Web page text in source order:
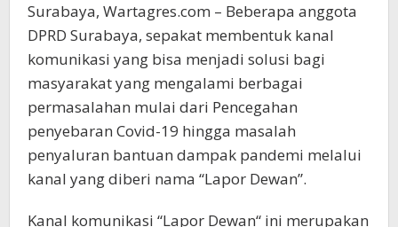
Surabaya, Wartagres.com – Beberapa anggota
DPRD Surabaya, sepakat membentuk kanal
komunikasi yang bisa menjadi solusi bagi
masyarakat yang mengalami berbagai
permasalahan mulai dari Pencegahan
penyebaran Covid-19 hingga masalah
penyaluran bantuan dampak pandemi melalui
kanal yang diberi nama “Lapor Dewan”.
Kanal komunikasi “Lapor Dewan“ ini merupakan